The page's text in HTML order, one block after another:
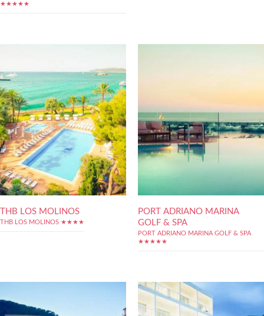
★★★★★
THB LOS MOLINOS
THB LOS MOLINOS ★★★★
PORT ADRIANO MARINA
GOLF & SPA
PORT ADRIANO MARINA GOLF & SPA
★★★★★